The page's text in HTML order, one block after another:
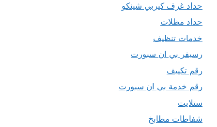
حداد غرف كيربي شينكو
حداد مظلات
خدمات تنظيف
رسيفر بي ان سبورت
رقم تكييف
رقم خدمة بي ان سبورت
ستلايت
شفاطات مطابخ